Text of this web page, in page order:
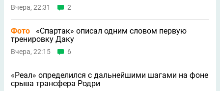
Вчера, 22:31 2
Фото
«Спартак» описал одним словом первую
тренировку Даку
Вчера, 22:15 6
«Реал» определился с дальнейшими шагами на фоне
срыва трансфера Родри